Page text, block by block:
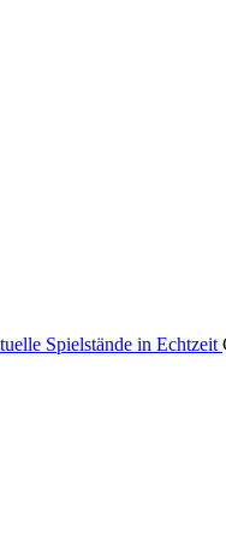
Spielstände in Echtzeit